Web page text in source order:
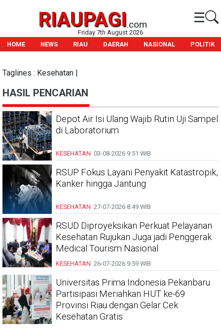
RIAUPAGI.com ☰
Friday 7th August 2026
HOME
NEWS RIAU DAERAH NASIONAL POLITIK
Taglines : Kesehatan |
HASIL PENCARIAN
Depot Air Isi Ulang Wajib Rutin Uji Sampel
di Laboratorium
KESEHATAN 03-08-2026 9:51 WIB
RSUP Fokus Layani Penyakit Katastropik,
Kanker hingga Jantung
KESEHATAN 27-07-2026 8:49 WIB
RSUD Diproyeksikan Perkuat Pelayanan
Kesehatan Rujukan Juga jadi Penggerak
Medical Tourism Nasional
KESEHATAN 26-07-2026 9:59 WIB
Universitas Prima Indonesia Pekanbaru
Partisipasi Meriahkan HUT ke-69
Provinsi Riau dengan Gelar Cek
Kesehatan Gratis